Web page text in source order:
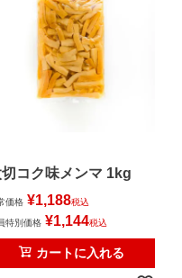
切コク味メンマ 1kg
価格 ¥1,188税込
特別価格 ¥1,144税込
カートに入れる